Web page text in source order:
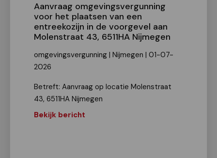
Aanvraag omgevingsvergunning
voor het plaatsen van een
entreekozijn in de voorgevel aan
Molenstraat 43, 6511HA Nijmegen
omgevingsvergunning | Nijmegen | 01-07-
2026
Betreft: Aanvraag op locatie Molenstraat
43, 6511HA Nijmegen
Bekijk bericht